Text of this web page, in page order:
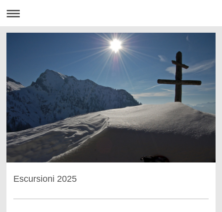
Escursioni 2025